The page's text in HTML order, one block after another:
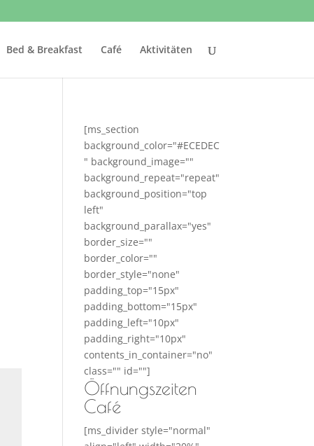
Bed & Breakfast Café Aktivitäten
[ms_section
background_color="#ECEDEC
" background_image=""
background_repeat="repeat"
background_position="top
left"
background_parallax="yes"
border_size=""
border_color=""
border_style="none"
padding_top="15px"
padding_bottom="15px"
padding_left="10px"
padding_right="10px"
contents_in_container="no"
class="" id=""]
Öffnungszeiten
Café
[ms_divider style="normal"